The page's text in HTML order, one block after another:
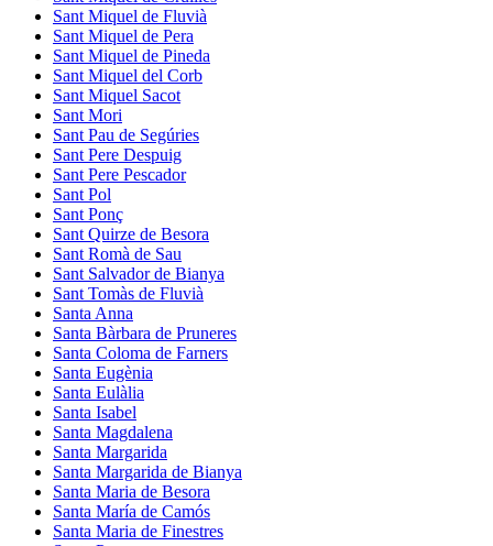
Sant Miquel de Fluvià
Sant Miquel de Pera
Sant Miquel de Pineda
Sant Miquel del Corb
Sant Miquel Sacot
Sant Mori
Sant Pau de Segúries
Sant Pere Despuig
Sant Pere Pescador
Sant Pol
Sant Ponç
Sant Quirze de Besora
Sant Romà de Sau
Sant Salvador de Bianya
Sant Tomàs de Fluvià
Santa Anna
Santa Bàrbara de Pruneres
Santa Coloma de Farners
Santa Eugènia
Santa Eulàlia
Santa Isabel
Santa Magdalena
Santa Margarida
Santa Margarida de Bianya
Santa Maria de Besora
Santa María de Camós
Santa Maria de Finestres